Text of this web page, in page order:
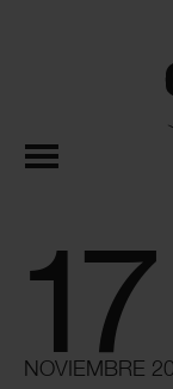
17
NOVIEMBRE